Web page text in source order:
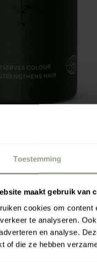
Toestemming
maakt gebruik van
cookies om
te analyseren.
en analyse.
of die ze hebben
enrichi en graines de lin